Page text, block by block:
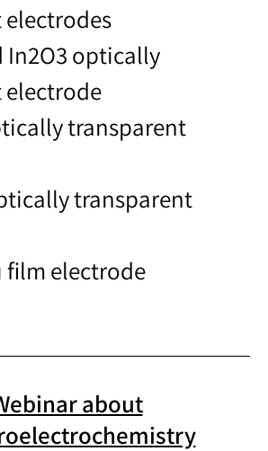
In2O3 optically
transparent
transparent
film electrode
about